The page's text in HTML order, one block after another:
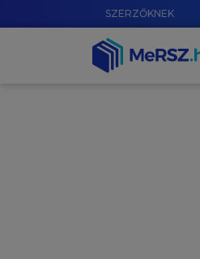
SZERZŐKNEK